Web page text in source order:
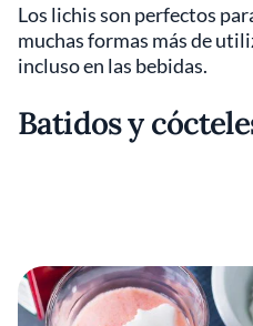
Los lichis son perfectos
muchas formas más de
incluso en las bebidas.
Batidos y